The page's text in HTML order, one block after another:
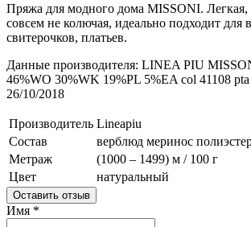
Пряжа для модного дома MISSONI. Легкая,
совсем не колючая, идеально подходит для
свитерочков, платьев.
Данные производителя: LINEA PIU
46%WO 30%WK 19%PL 5%EA col 41108
26/10/2018
Производитель Lineapiu
Состав
верблюд меринос
Метраж
(1000 – 1499) м / 100 г
Цвет
натуральный
Оставить отзыв
Имя *